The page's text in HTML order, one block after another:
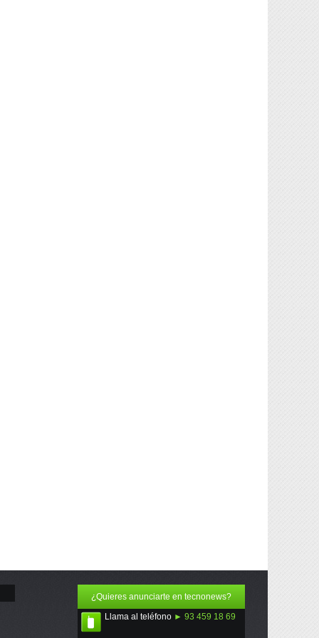
¿Quieres anunciarte en tecnonews?
Llama al teléfono ► 93 459 18 69